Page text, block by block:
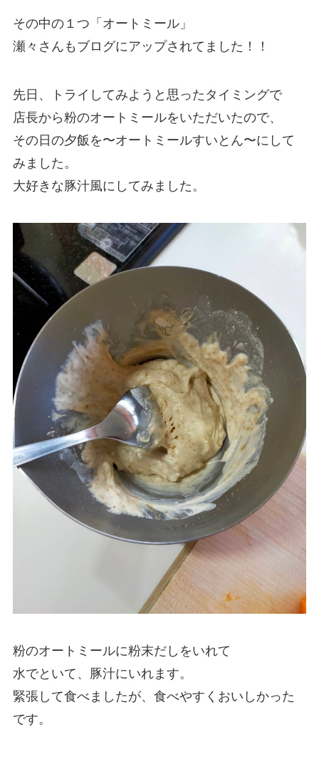
その中の１つ「オートミール」
瀬々さんもブログにアップされてました！！
先日、トライしてみようと思ったタイミングで
店長から粉のオートミールをいただいたので、
その日の夕飯を〜オートミールすいとん〜にして
みました。
大好きな豚汁風にしてみました。
粉のオートミールに粉末だしをいれて
水でといて、豚汁にいれます。
緊張して食べましたが、食べやすくおいしかった
です。